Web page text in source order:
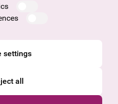
settings
all